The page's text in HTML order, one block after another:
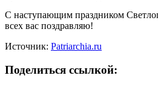
С наступающим праздником
всех вас поздравляю!
Источник: Patriarchia.ru
Поделиться ссылкой: